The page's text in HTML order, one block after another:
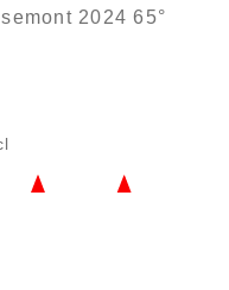
2024 65°